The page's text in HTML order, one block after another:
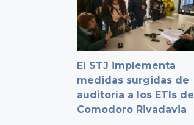
El STJ implementa
medidas surgidas de
auditoría a los ETIs de
Comodoro Rivadavia